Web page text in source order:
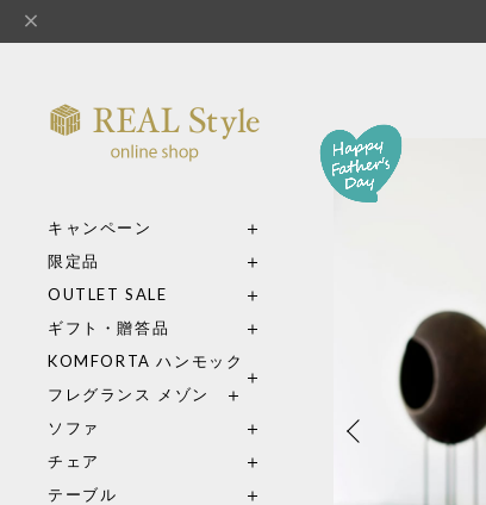
キャンペーン
限定品
OUTLET SALE
ギフト・贈答品
KOMFORTA ハンモック
フレグランス メゾン
ソファ
チェア
テーブル